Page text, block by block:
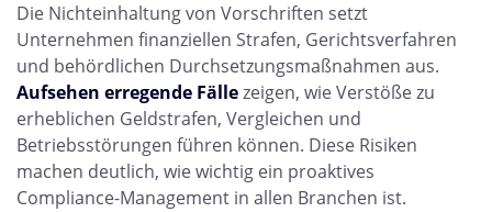
Die Nichteinhaltung von Vorschriften setzt
Unternehmen finanziellen Strafen, Gerichtsverfahren
und behördlichen Durchsetzungsmaßnahmen aus.
Aufsehen erregende Fällezeigen, wie Verstöße zu
erheblichen Geldstrafen, Vergleichen und
Betriebsstörungen führen können. Diese Risiken
machen deutlich, wie wichtig ein proaktives
Compliance-Management in allen Branchen ist.